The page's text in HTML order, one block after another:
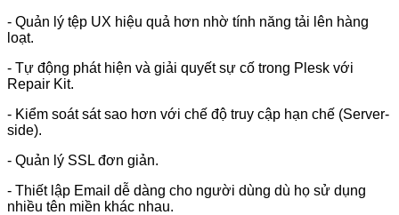
- Quản lý tệp UX hiệu quả hơn nhờ tính năng tải lên hàng
loạt.
- Tự động phát hiện và giải quyết sự cố trong Plesk với
Repair Kit.
- Kiểm soát sát sao hơn với chế độ truy cập hạn chế (Server-
side).
- Quản lý SSL đơn giản.
- Thiết lập Email dễ dàng cho người dùng dù họ sử dụng
nhiều tên miền khác nhau.